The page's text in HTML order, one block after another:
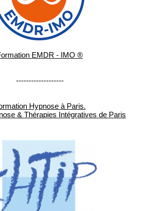
EMDR - IMO ®
-------------------
Hypnose à Paris.
& Thérapies Intégratives de Paris